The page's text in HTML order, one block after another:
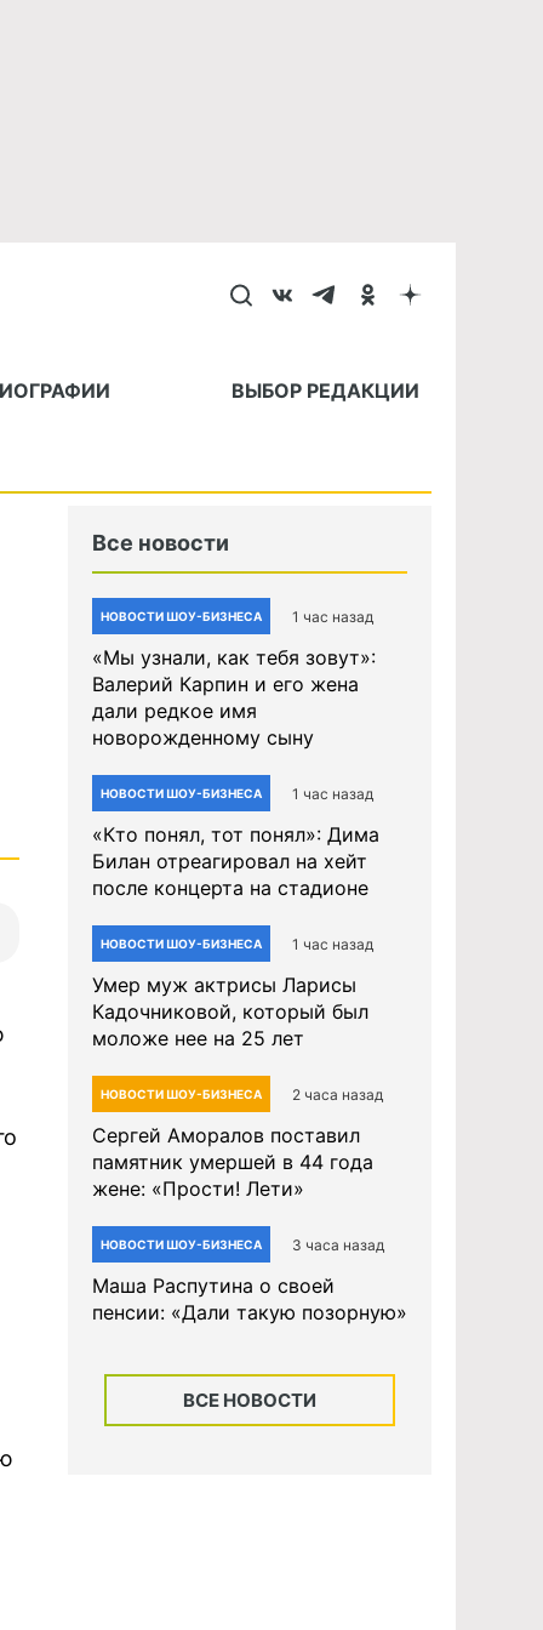
ВЫБОР РЕДАКЦИИ
Все новости
НОВОСТИ ШОУ-БИЗНЕСА 1 час назад
«Мы узнали, как тебя зовут»:
Валерий Карпин и его жена
дали редкое имя
новорожденному сыну
НОВОСТИ ШОУ-БИЗНЕСА 1 час назад
«Кто понял, тот понял»: Дима
Билан отреагировал на хейт
после концерта на стадионе
НОВОСТИ ШОУ-БИЗНЕСА 1 час назад
Умер муж актрисы Ларисы
Кадочниковой, который был
моложе нее на 25 лет
НОВОСТИ ШОУ-БИЗНЕСА 2 часа назад
Сергей Аморалов поставил
памятник умершей в 44 года
жене: «Прости! Лети»
НОВОСТИ ШОУ-БИЗНЕСА 3 часа назад
Маша Распутина о своей
пенсии: «Дали такую позорную»
ВСЕ НОВОСТИ